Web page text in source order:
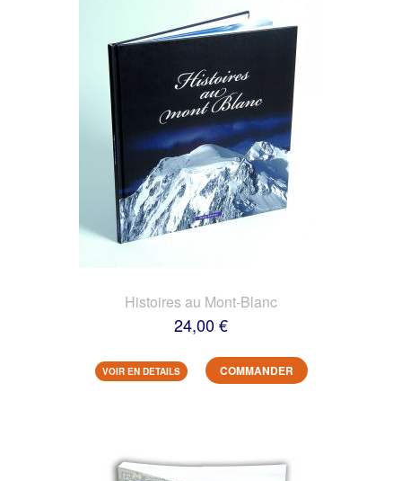
Histoires au Mont-Blanc
24,00 €
VOIR EN DETAILS COMMANDER